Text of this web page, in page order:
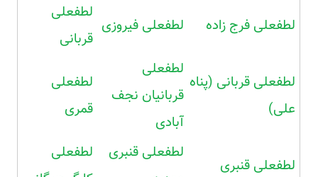
لطفعلی فرج زاده لطفعلی فیروزی
لطفعلی
قربانی
لطفعلی قربانی (پناه
علی)
لطفعلی
قربانیان نجف
آبادی
لطفعلی
قمری
لطفعلی قنبری
لطفعلی قنبری
لطفعلی